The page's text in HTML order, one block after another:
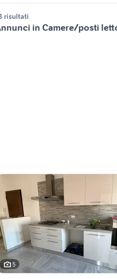
risultati
in Camere/posti
5